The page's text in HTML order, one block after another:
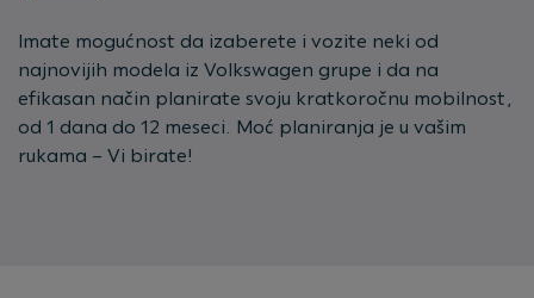
Imate mogućnost da izaberete i vozite neki od
najnovijih modela iz Volkswagen grupe i da na
efikasan način planirate svoju kratkoročnu mobilnost,
od 1 dana do 12 meseci. Moć planiranja je u vašim
rukama – Vi birate!